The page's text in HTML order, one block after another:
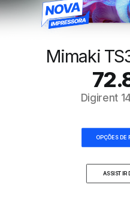
CONTACTOS
SOBRE NÓS
MARCAS
DIGIDELTA ACADEMY
Mimaki
Digirent
OPÇÕES DE
ASSISTIR